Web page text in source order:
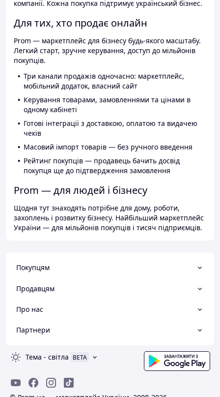
компанії. Кожна покупка підтримує український бізнес.
Для тих, хто продає онлайн
Prom — маркетплейс для бізнесу будь-якого масштабу.
Легкий старт, зручне керування, доступ до мільйонів
покупців.
Три канали продажів одночасно: маркетплейс,
мобільний додаток, власний сайт
Керування товарами, замовленнями та цінами в
одному кабінеті
Готові інтеграції з доставкою, оплатою та видачею
чеків
Масовий імпорт товарів — без ручного введення
Рейтинг покупців — продавець бачить досвід
покупця ще до підтвердження замовлення
Prom — для людей і бізнесу
Щодня тут знаходять потрібне для дому, роботи,
захоплень і розвитку бізнесу. Найбільший маркетплейс
України — для мільйонів покупців і тисяч підприємців.
Покупцям
Продавцям
Про нас
Партнери
Тема - світла BETA